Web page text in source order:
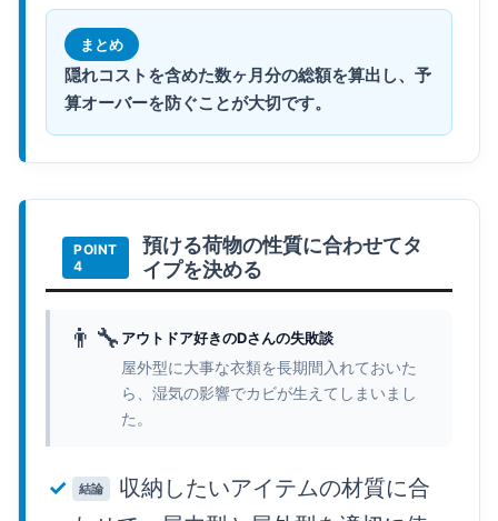
まとめ
隠れコストを含めた数ヶ月分の総額を算出し、予
算オーバーを防ぐことが大切です。
預ける荷物の性質に合わせてタ
イプを決める
👨‍🔧 アウトドア好きのDさんの失敗談
屋外型に大事な衣類を長期間入れておいた
ら、湿気の影響でカビが生えてしまいまし
た。
結論
収納したいアイテムの材質に合